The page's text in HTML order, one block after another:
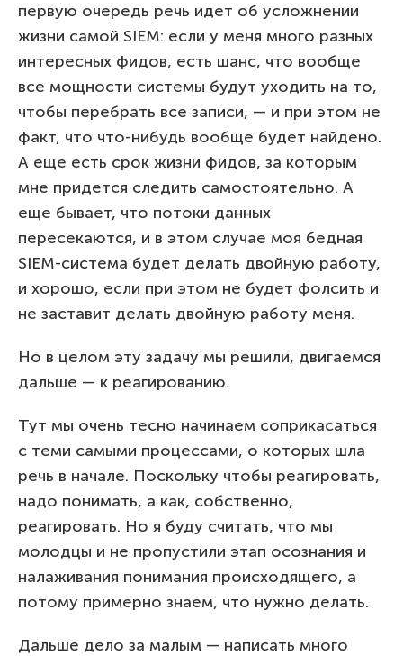
первую очередь речь идет об усложнении
жизни самой SIEM: если у меня много разных
интересных фидов, есть шанс, что вообще
все мощности системы будут уходить на то,
чтобы перебрать все записи, — и при этом не
факт, что что-нибудь вообще будет найдено.
А еще есть срок жизни фидов, за которым
мне придется следить самостоятельно. А
еще бывает, что потоки данных
пересекаются, и в этом случае моя бедная
SIEM-система будет делать двойную работу,
и хорошо, если при этом не будет фолсить и
не заставит делать двойную работу меня.
Но в целом эту задачу мы решили, двигаемся
дальше — к реагированию.
Тут мы очень тесно начинаем соприкасаться
с теми самыми процессами, о которых шла
речь в начале. Поскольку чтобы реагировать,
надо понимать, а как, собственно,
реагировать. Но я буду считать, что мы
молодцы и не пропустили этап осознания и
налаживания понимания происходящего, а
потому примерно знаем, что нужно делать.
Дальше дело за малым — написать много